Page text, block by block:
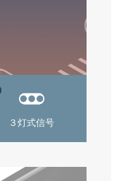
３灯式信号